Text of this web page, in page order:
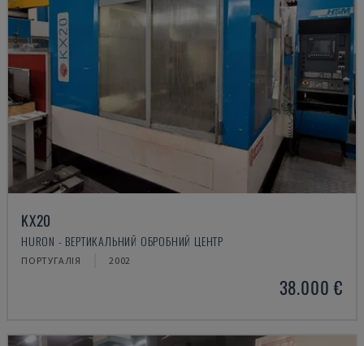
KX20
HURON - ВЕРТИКАЛЬНИЙ ОБРОБНИЙ ЦЕНТР
ПОРТУГАЛІЯ 2002
38.000 €